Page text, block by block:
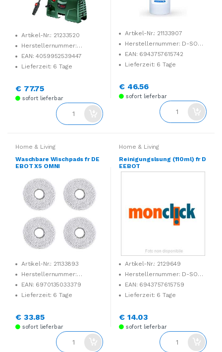
Artikel-Nr.: 21233520
Herstellernummer:
06008A7E01
EAN: 4059952539447
Lieferzeit: 6 Tage
€ 77.75
sofort lieferbar
Artikel-Nr.: 21133907
Herstellernummer: D-SO01-
0019EAN: 6943757615742
Lieferzeit: 6 Tage
€ 46.56
sofort lieferbar
Home & Living
Waschbare Wischpads fr DE
EBOT X5 OMNI
Artikel-Nr.: 21133893
Herstellernummer:
DCC040047
EAN: 6970135033379
Lieferzeit: 6 Tage
€ 33.85
sofort lieferbar
Home & Living
Reinigungslsung (110ml) fr D
EEBOT
Artikel-Nr.: 2129649
Herstellernummer: D-SO01-
0021
EAN: 6943757615759
Lieferzeit: 6 Tage
€ 14.03
sofort lieferbar